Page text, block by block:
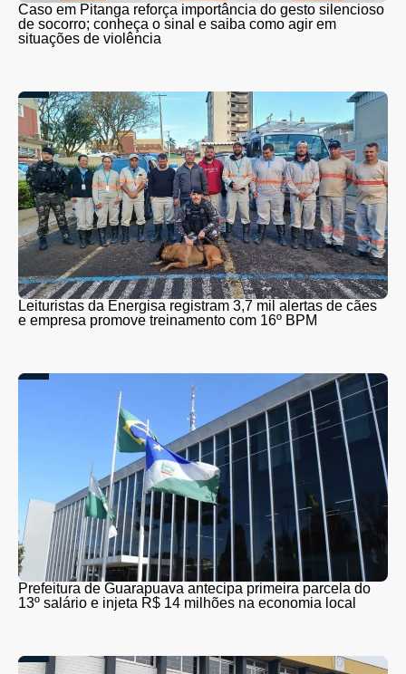
Caso em Pitanga reforça importância do gesto silencioso
de socorro; conheça o sinal e saiba como agir em
situações de violência
Leituristas da Energisa registram 3,7 mil alertas de cães
e empresa promove treinamento com 16º BPM
Prefeitura de Guarapuava antecipa primeira parcela do
13º salário e injeta R$ 14 milhões na economia local